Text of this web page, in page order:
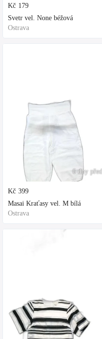
Kč 179
Svetr vel. None béžová
Ostrava
6 dny před
Kč 399
Masai Kraťasy vel. M bílá
Ostrava